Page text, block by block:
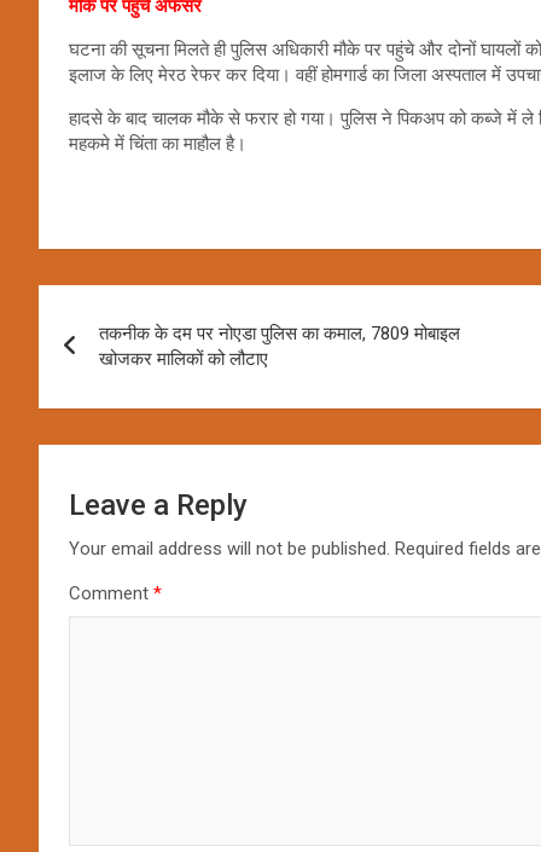
मौके पर पहुंचे अफसर
घटना की सूचना मिलते ही पुलिस अधिकारी मौके पर पहुंचे और दोनों घायलों
इलाज के लिए मेरठ रेफर कर दिया। वहीं होमगार्ड का जिला अस्पताल में
हादसे के बाद चालक मौके से फरार हो गया। पुलिस ने पिकअप को कब्जे में
महकमे में चिंता का माहौल है।
navigation
तकनीक के दम पर नोएडा पुलिस का कमाल, 7809 मोबाइल
खोजकर मालिकों को लौटाए
Leave a Reply
Your email address will not be published. Required fields
Comment *